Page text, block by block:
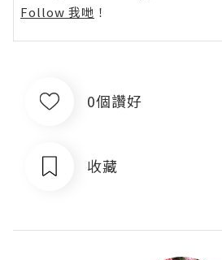
Follow 我哋 ！
0個讚好
收藏